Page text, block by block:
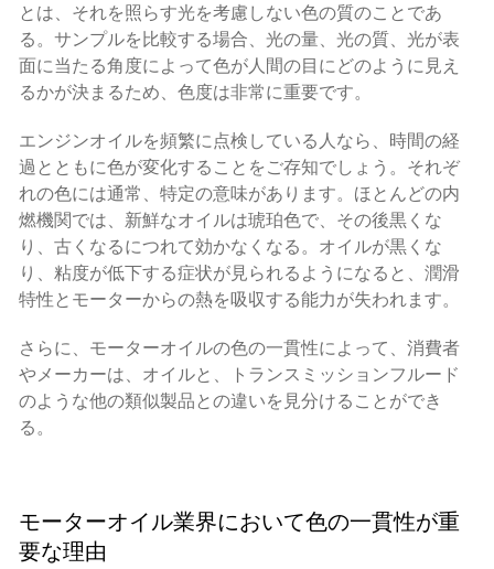
とは、それを照らす光を考慮しない色の質のことであ
る。サンプルを比較する場合、光の量、光の質、光が表
面に当たる角度によって色が人間の目にどのように見え
るかが決まるため、色度は非常に重要です。
エンジンオイルを頻繁に点検している人なら、時間の経
過とともに色が変化することをご存知でしょう。それぞ
れの色には通常、特定の意味があります。ほとんどの内
燃機関では、新鮮なオイルは琥珀色で、その後黒くな
り、古くなるにつれて効かなくなる。オイルが黒くな
り、粘度が低下する症状が見られるようになると、潤滑
特性とモーターからの熱を吸収する能力が失われます。
さらに、モーターオイルの色の一貫性によって、消費者
やメーカーは、オイルと、トランスミッションフルード
のような他の類似製品との違いを見分けることができ
る。
モーターオイル業界において色の一貫性が重
要な理由